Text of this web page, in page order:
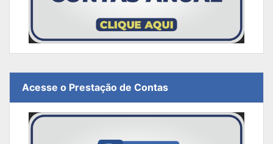
Acesse o Prestação de Contas